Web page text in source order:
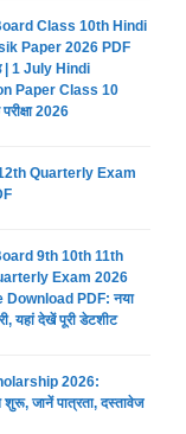
Class 10th Hindi
Paper 2026 PDF
| 1 July Hindi
Paper Class 10
2026
Quarterly Exam
9th 10th 11th
Exam 2026
Download PDF: नया
यहां देखें पूरी डेटशीट
2026:
जानें पात्रता, दस्तावेज